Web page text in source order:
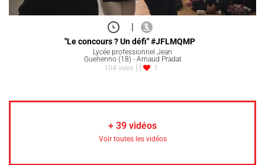
|
"Le concours ? Un défi" #JFLMQMP
Lycée professionnel Jean
Guehenno (18) - Arnaud Pradat
104 vues
1
+ 39 vidéos
Voir toutes les vidéos